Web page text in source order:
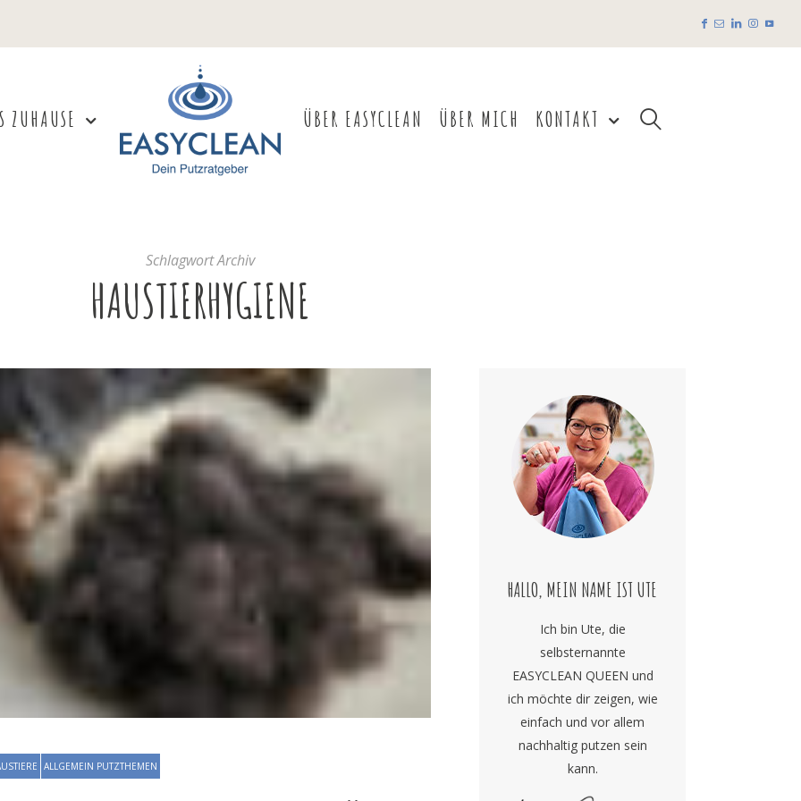
ZUHAUSE ÜBER EASYCLEAN ÜBER MICH KONTAKT
Schlagwort Archiv
HAUSTIERHYGIENE
ALLGEMEIN PUTZTHEMEN
HALLO, MEIN NAME IST UTE
Ich bin Ute, die
selbsternannte
EASYCLEAN QUEEN und
ich möchte dir zeigen, wie
einfach und vor allem
nachhaltig putzen sein
kann.